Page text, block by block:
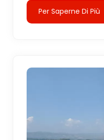
Per Saperne Di Più